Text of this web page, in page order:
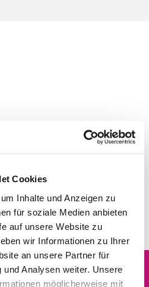
Cookies
Inhalte und Anzeigen zu
für soziale Medien anbieten
auf unsere Website zu
wir Informationen zu Ihrer
an unsere Partner für
Analysen weiter. Unsere
möglicherweise mit